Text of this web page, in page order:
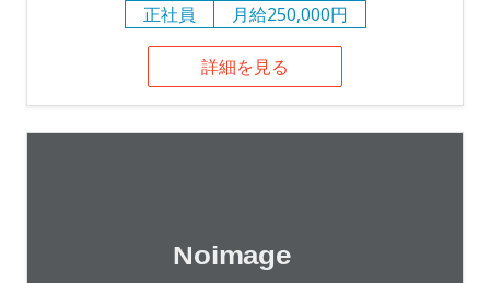
正社員
月給250,000円
詳細を見る